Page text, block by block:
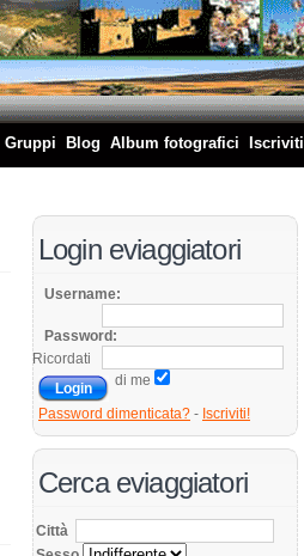
Gruppi Blog Album fotografici Iscriviti
Login eviaggiatori
Username:
Password:
Ricordati
di me
Password dimenticata? - Iscriviti!
Cerca eviaggiatori
Città